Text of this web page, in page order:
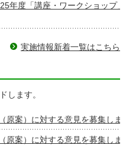
年度「講座・ワークショップ
実施情報新着一覧はこちら
します。
原案）に対する意見を募集しま
原案）に対する意見を募集しま